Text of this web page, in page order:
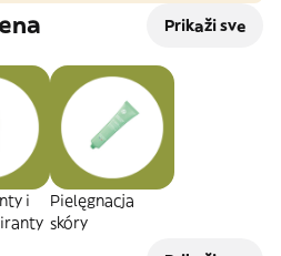
Prikaži sve
i
Pielęgnacja
skóry